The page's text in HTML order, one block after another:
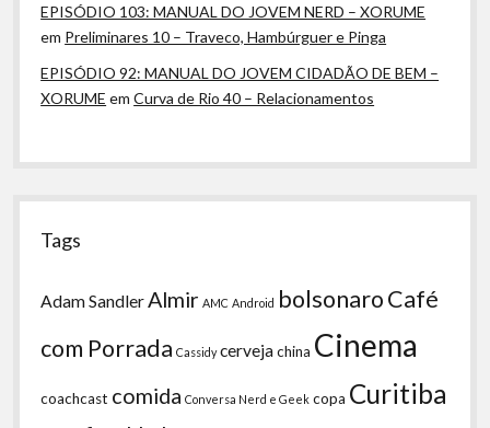
EPISÓDIO 103: MANUAL DO JOVEM NERD – XORUME
em Preliminares 10 – Traveco, Hambúrguer e Pinga
EPISÓDIO 92: MANUAL DO JOVEM CIDADÃO DE BEM –
XORUME emCurva de Rio 40 – Relacionamentos
Tags
Adam Sandler Almir AMC Android bolsonaroCafé
com Porrada Cassidy cervejachina Cinema
coachcast comida Conversa Nerd e Geek copa Curitiba